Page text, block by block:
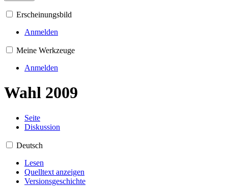
Erscheinungsbild
Anmelden
Meine Werkzeuge
Anmelden
Wahl 2009
Seite
Diskussion
Deutsch
Lesen
Quelltext anzeigen
Versionsgeschichte